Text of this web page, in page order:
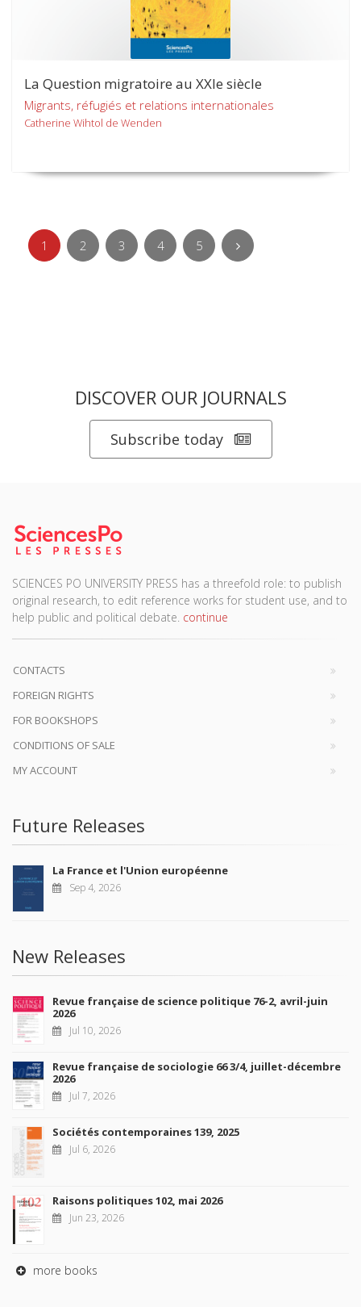
La Question migratoire au XXIe siècle
Migrants, réfugiés et relations internationales
Catherine Wihtol de Wenden
1 2 3 4 5
DISCOVER OUR JOURNALS
Subscribe today
SCIENCES PO UNIVERSITY PRESS has a threefold role: to publish
original research, to edit reference works for student use, and to
help public and political debate. continue
CONTACTS
FOREIGN RIGHTS
FOR BOOKSHOPS
CONDITIONS OF SALE
MY ACCOUNT
Future Releases
La France et l'Union européenne
Sep 4, 2026
New Releases
Revue française de science politique 76-2, avril-juin
2026
Jul 10, 2026
Revue française de sociologie 66 3/4, juillet-décembre
2026
Jul 7, 2026
Sociétés contemporaines 139, 2025
Jul 6, 2026
Raisons politiques 102, mai 2026
Jun 23, 2026
more books